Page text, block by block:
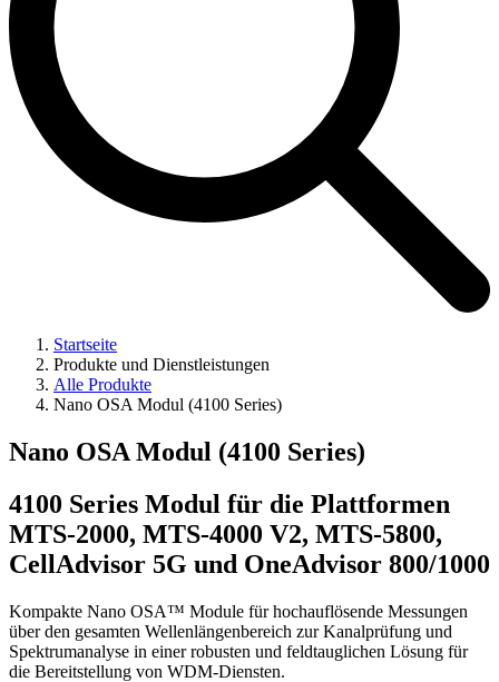
Startseite
Produkte und Dienstleistungen
Alle Produkte
Nano OSA Modul (4100 Series)
Nano OSA Modul (4100 Series)
4100 Series Modul für die Plattformen
MTS-2000, MTS-4000 V2, MTS-5800,
CellAdvisor 5G und OneAdvisor 800/1000
Kompakte Nano OSA™ Module für hochauflösende Messungen
über den gesamten Wellenlängenbereich zur Kanalprüfung und
Spektrumanalyse in einer robusten und feldtauglichen Lösung für
die Bereitstellung von WDM-Diensten.